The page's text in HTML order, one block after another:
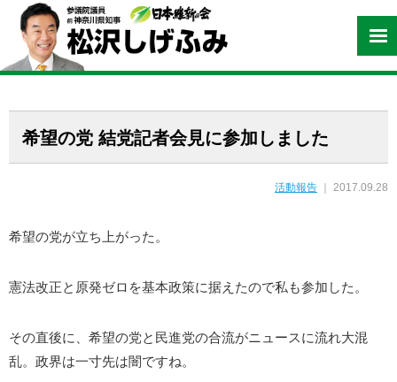
希望の党 結党記者会見に参加しました
活動報告 ｜ 2017.09.28
希望の党が立ち上がった。
憲法改正と原発ゼロを基本政策に据えたので私も参加した。
その直後に、希望の党と民進党の合流がニュースに流れ大混
乱。政界は一寸先は闇ですね。